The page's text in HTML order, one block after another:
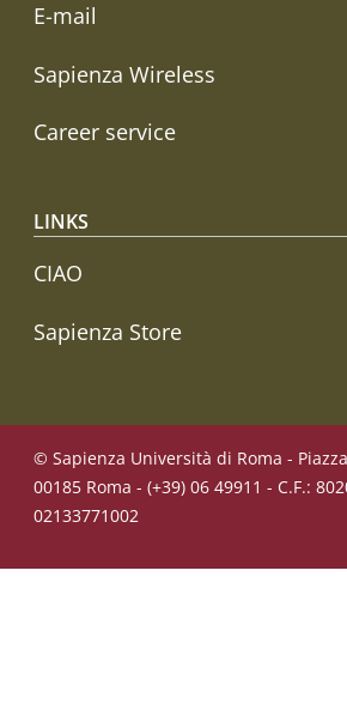
E-mail
Sapienza Wireless
Career service
LINKS
CIAO
Sapienza Store
© Sapienza Università di Roma -
00185 Roma - (+39) 06 49911 - C.F.:
02133771002